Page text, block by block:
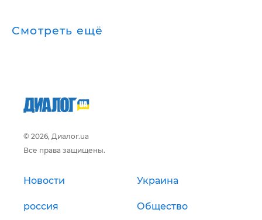
Смотреть ещё
© 2026, Диалог.ua
Все права защищены.
Новости Украина
россия Общество